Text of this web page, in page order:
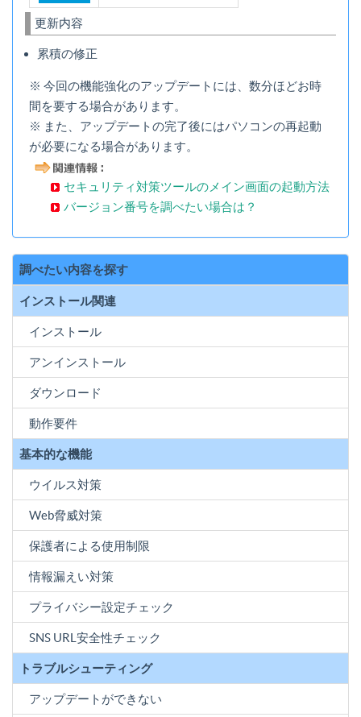
更新内容
累積の修正
※ 今回の機能強化のアップデートには、数分ほどお時
間を要する場合があります。
※ また、アップデートの完了後にはパソコンの再起動
が必要になる場合があります。
セキュリティ対策ツールのメイン画面の起動方法
バージョン番号を調べたい場合は？
調べたい内容を探す
インストール関連
インストール
アンインストール
ダウンロード
動作要件
基本的な機能
ウイルス対策
Web脅威対策
保護者による使用制限
情報漏えい対策
プライバシー設定チェック
SNS URL安全性チェック
トラブルシューティング
アップデートができない